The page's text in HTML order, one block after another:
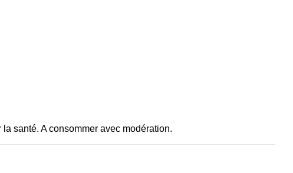
santé. A consommer avec modération.